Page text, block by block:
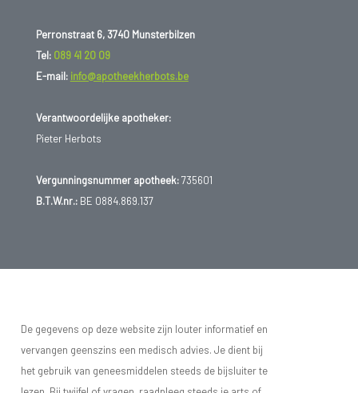
Perronstraat 6, 3740 Munsterbilzen
Tel: 089 41 20 09
E-mail: info@apotheekherbots.be
Verantwoordelijke apotheker:
Pieter Herbots
Vergunningsnummer apotheek:735601
B.T.W.nr.:BE 0884.869.137
De gegevens op deze website zijn louter informatief en
vervangen geenszins een medisch advies. Je dient bij
het gebruik van geneesmiddelen steeds de bijsluiter te